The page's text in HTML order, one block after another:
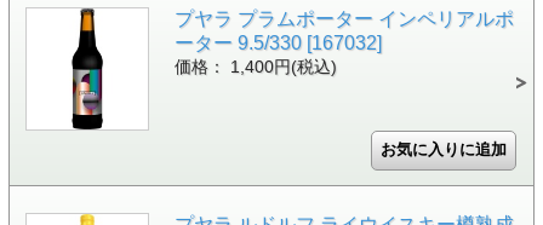
プヤラ プラムポーター インペリアルポ
ーター 9.5/330 [167032]
価格： 1,400円(税込)